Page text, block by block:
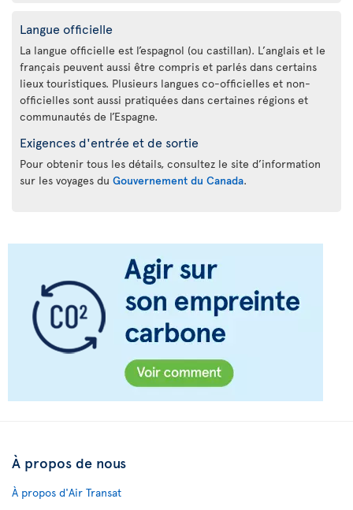
Langue officielle
La langue officielle est l’espagnol (ou castillan). L’anglais et le
français peuvent aussi être compris et parlés dans certains
lieux touristiques. Plusieurs langues co-officielles et non-
officielles sont aussi pratiquées dans certaines régions et
communautés de l’Espagne.
Exigences d'entrée et de sortie
Pour obtenir tous les détails, consultez le site d’information
sur les voyages du Gouvernement du Canada.
À propos de nous
À propos d'Air Transat